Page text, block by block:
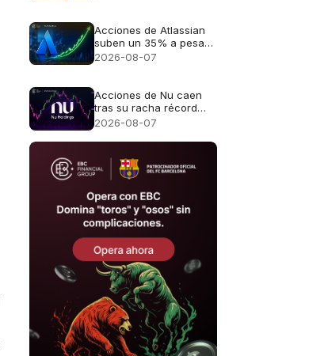
Acciones de Atlassian
suben un 35% a pesar
de unas perspectivas
2026-08-07
Acciones de Nu caen
tras su racha récord
mientras se convierte
2026-08-07